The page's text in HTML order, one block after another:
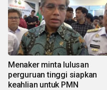
Menaker minta lulusan
perguruan tinggi siapkan
keahlian untuk PMN